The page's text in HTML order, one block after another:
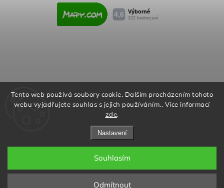
Tento web používá soubory cookie. Dalším procházením tohoto
webu vyjadřujete souhlas s jejich používáním.. Více informací
zde.
Nastavení
Odmítnout
Souhlasím
Obchodní podmínky
Reklamační řád
Podmínky ochrany osobních údajů
Copyright 2026Rafity.cz. Všechna práva vyhrazena.
Upravit nastavení cookies
Aktivujte kód "RAFITY15" na
stránce produktu nebo v košíku a